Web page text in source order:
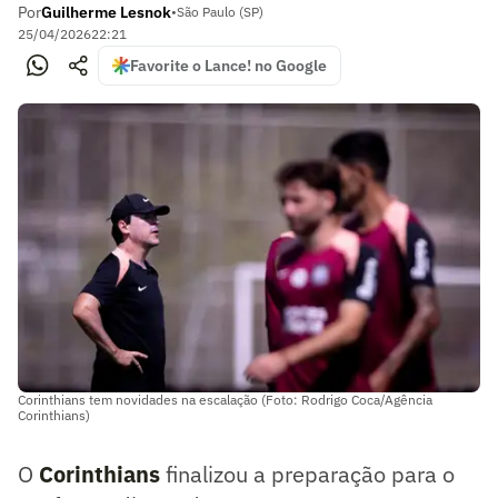
PorGuilherme Lesnok•São Paulo (SP)
25/04/202622:21
Favorite o Lance! no Google
Corinthians tem novidades na escalação (Foto: Rodrigo Coca/Agência
Corinthians)
O Corinthiansfinalizou a preparação para o